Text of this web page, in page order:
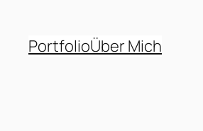
PortfolioÜber Mich